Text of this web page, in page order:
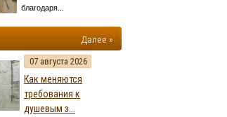
благодаря...
Далее »
07 августа 2026
Как меняются
требования к
душевым з...